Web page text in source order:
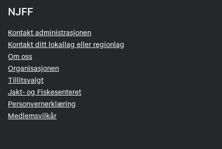
NJFF
Kontakt administrasjonen
Kontakt ditt lokallag eller regionlag
Om oss
Organisasjonen
Tillitsvalgt
Jakt- og Fiskesenteret
Personvernerklæring
Medlemsvilkår